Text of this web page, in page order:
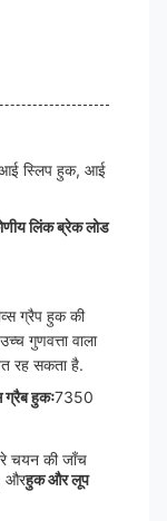
स्लिप हुक, आई
लिंक ब्रेक लोड
ग्रैप हुक की
गुणवत्ता वाला
रह सकता है.
ग्रैब हुकः7350
चयन की जाँच
औरहुक और लूप